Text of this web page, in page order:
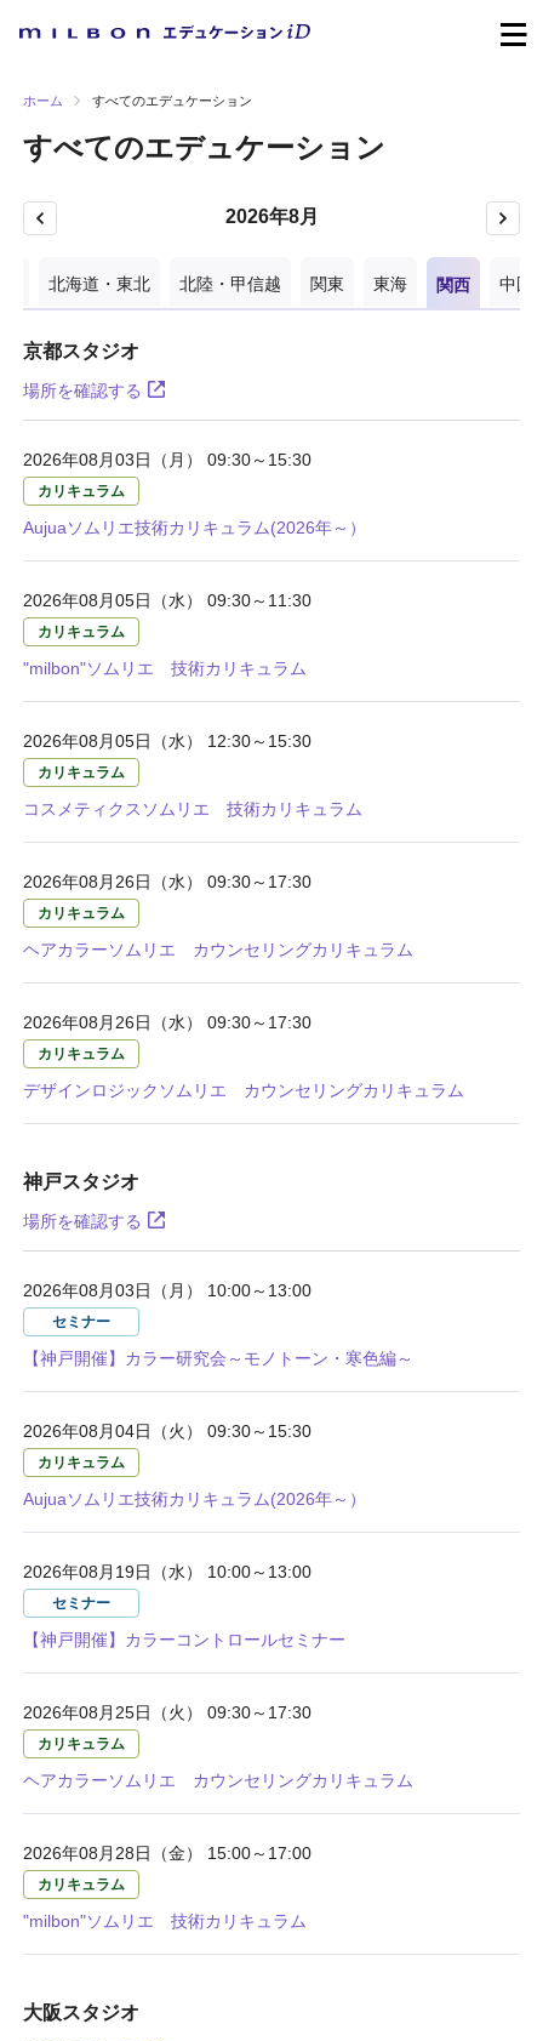
ホーム すべてのエデュケーション
すべてのエデュケーション
2026年8月
北海道・東北 北陸・甲信越 関東 東海 関西 中国
京都スタジオ
場所を確認する
2026年08月03日（月） 09:30～15:30
カリキュラム
Aujuaソムリエ技術カリキュラム(2026年～）
2026年08月05日（水） 09:30～11:30
カリキュラム
"milbon"ソムリエ 技術カリキュラム
2026年08月05日（水） 12:30～15:30
カリキュラム
コスメティクスソムリエ 技術カリキュラム
2026年08月26日（水） 09:30～17:30
カリキュラム
ヘアカラーソムリエ カウンセリングカリキュラム
2026年08月26日（水） 09:30～17:30
カリキュラム
デザインロジックソムリエ カウンセリングカリキュラム
神戸スタジオ
場所を確認する
2026年08月03日（月） 10:00～13:00
セミナー
【神戸開催】カラー研究会～モノトーン・寒色編～
2026年08月04日（火） 09:30～15:30
カリキュラム
Aujuaソムリエ技術カリキュラム(2026年～）
2026年08月19日（水） 10:00～13:00
セミナー
【神戸開催】カラーコントロールセミナー
2026年08月25日（火） 09:30～17:30
カリキュラム
ヘアカラーソムリエ カウンセリングカリキュラム
2026年08月28日（金） 15:00～17:00
カリキュラム
"milbon"ソムリエ 技術カリキュラム
大阪スタジオ